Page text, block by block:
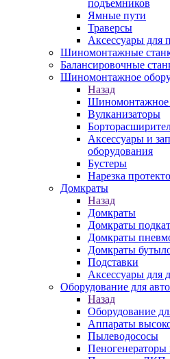
подъемников
Ямные пути
Траверсы
Аксессуары для
Шиномонтажные
Балансировочные
Шиномонтажное
Назад
Шиномонтажное
Вулканизаторы
Аксессуары и
оборудования
Бустеры
Нарезка
Домкраты
Назад
Домкраты
Домкраты
Домкраты
Домкраты
Подставки
Аксессуары для
Оборудование для
Назад
Оборудование
Аппараты
Пылеводососы